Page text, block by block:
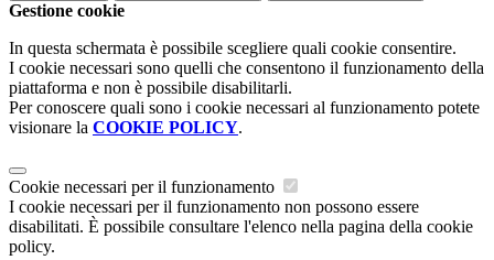
Gestione cookie
In questa schermata è possibile scegliere quali cookie consentire.
I cookie necessari sono quelli che consentono il funzionamento della
piattaforma e non è possibile disabilitarli.
Per conoscere quali sono i cookie necessari al funzionamento potete
visionare la COOKIE POLICY.
Cookie necessari per il funzionamento
I cookie necessari per il funzionamento non possono essere
disabilitati. È possibile consultare l'elenco nella pagina della cookie
policy.